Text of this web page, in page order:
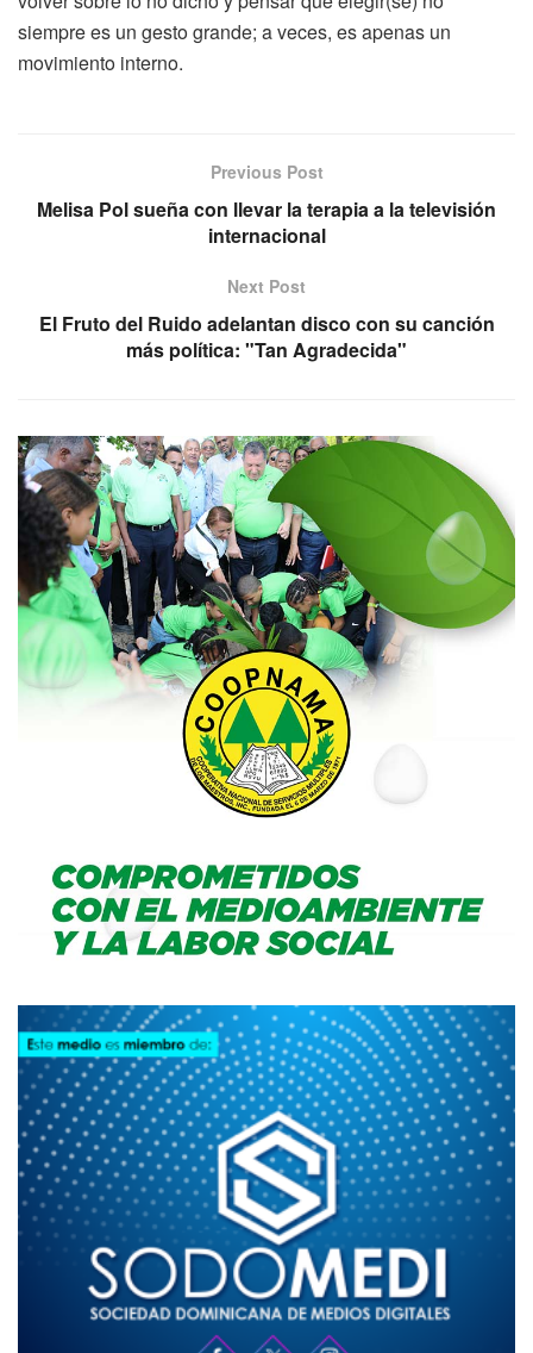
siempre es un gesto grande; a veces, es apenas un
movimiento interno.
Previous Post
Melisa Pol sueña con llevar la terapia a la televisión
internacional
Next Post
El Fruto del Ruido adelantan disco con su canción
más política: "Tan Agradecida"